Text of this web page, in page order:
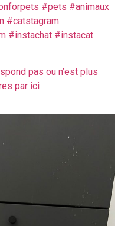
#pets #animaux
#catstagram
#instachat #instacat
pas ou n’est plus
par ici